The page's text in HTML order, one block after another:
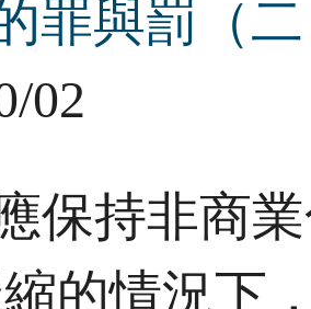
罪與罰（
02
保持非商
縮的情況下